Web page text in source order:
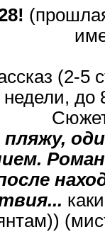
(2-
недели, до